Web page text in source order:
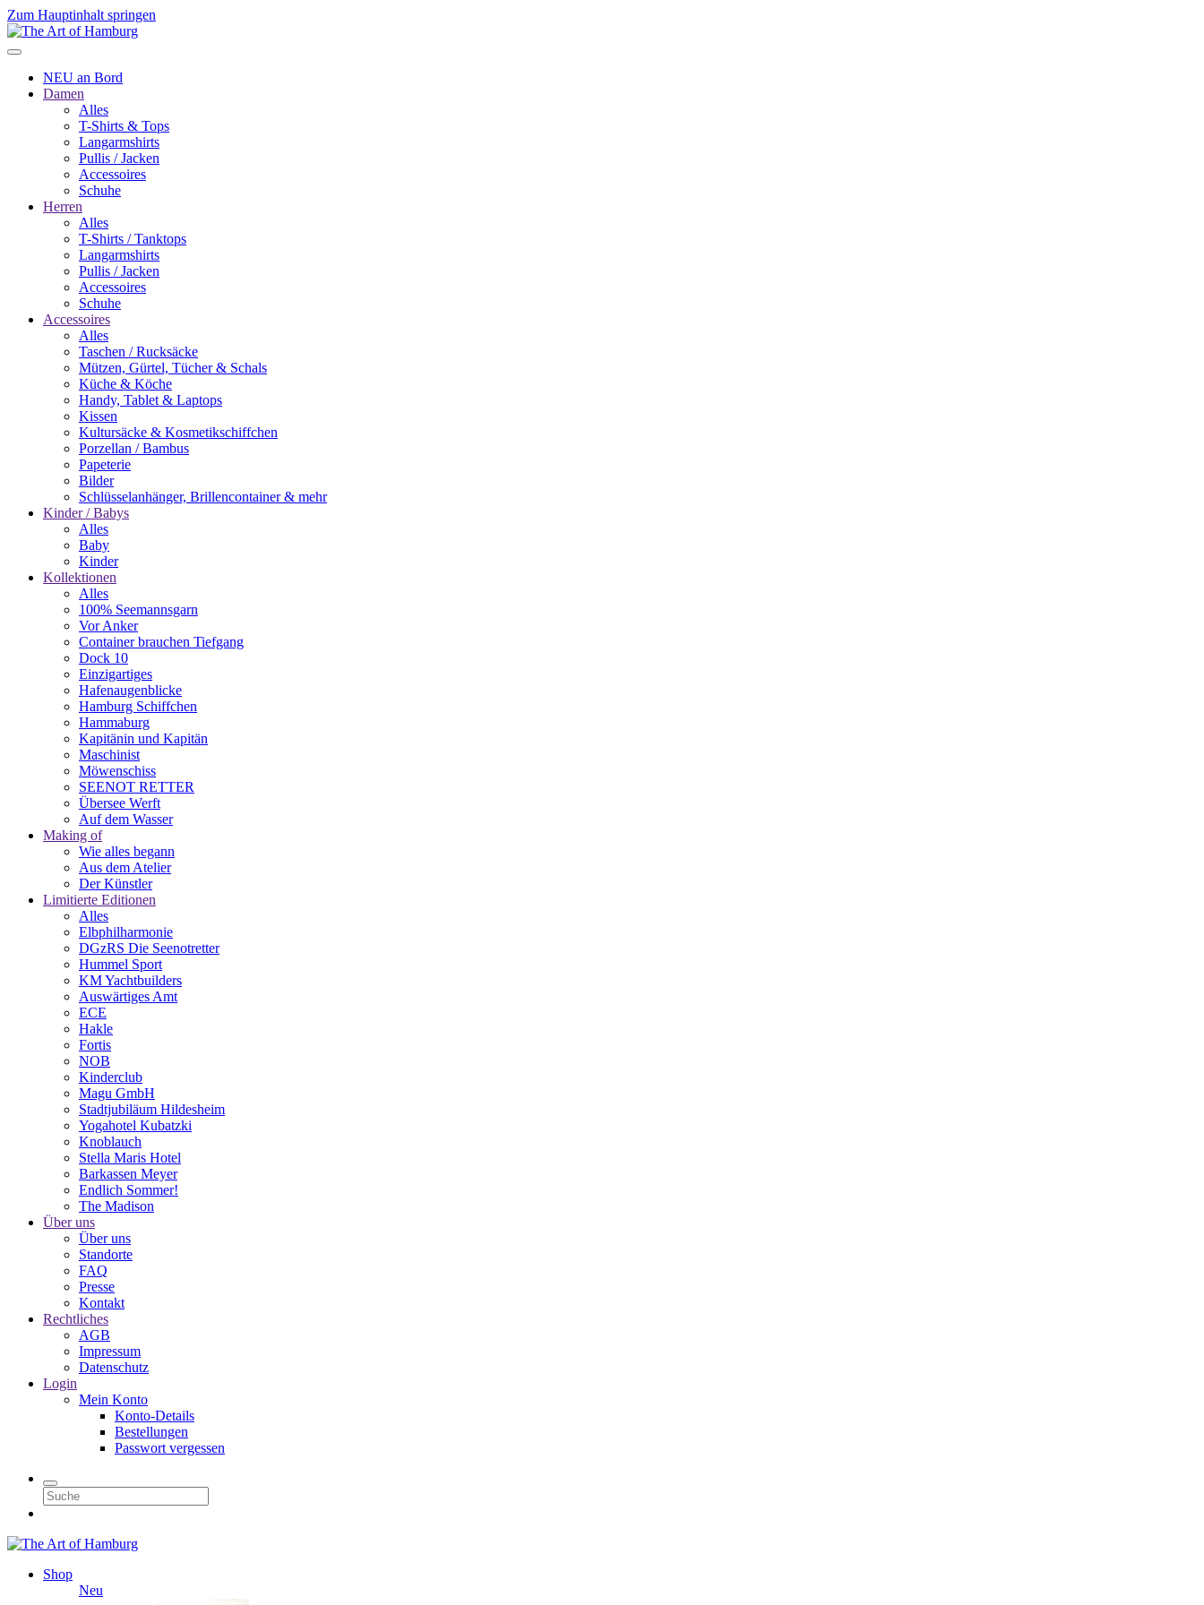
Zum Hauptinhalt springen
NEU an Bord
Damen
Alles
T-Shirts & Tops
Langarmshirts
Pullis / Jacken
Accessoires
Schuhe
Herren
Alles
T-Shirts / Tanktops
Langarmshirts
Pullis / Jacken
Accessoires
Schuhe
Accessoires
Alles
Taschen / Rucksäcke
Mützen, Gürtel, Tücher & Schals
Küche & Köche
Handy, Tablet & Laptops
Kissen
Kultursäcke & Kosmetikschiffchen
Porzellan / Bambus
Papeterie
Bilder
Schlüsselanhänger, Brillencontainer & mehr
Kinder / Babys
Alles
Baby
Kinder
Kollektionen
Alles
100% Seemannsgarn
Vor Anker
Container brauchen Tiefgang
Dock 10
Einzigartiges
Hafenaugen­blicke
Hamburg Schiffchen
Hammaburg
Kapitänin und Kapitän
Maschinist
Möwenschiss
SEENOT RETTER
Übersee Werft
Auf dem Wasser
Making of
Wie alles begann
Aus dem Atelier
Der Künstler
Limitierte Editionen
Alles
Elbphilharmonie
DGzRS Die Seenotretter
Hummel Sport
KM Yachtbuilders
Auswärtiges Amt
ECE
Hakle
Fortis
NOB
Kinderclub
Magu GmbH
Stadtjubiläum Hildesheim
Yogahotel Kubatzki
Knoblauch
Stella Maris Hotel
Barkassen Meyer
Endlich Sommer!
The Madison
Über uns
Über uns
Standorte
FAQ
Presse
Kontakt
Rechtliches
AGB
Impressum
Datenschutz
Login
Mein Konto
Konto-Details
Bestellungen
Passwort vergessen
Shop
Neu